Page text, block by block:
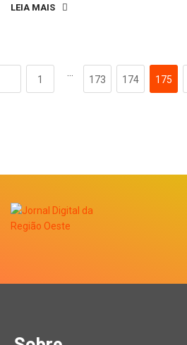
LEIA MAIS
1 173 174 175